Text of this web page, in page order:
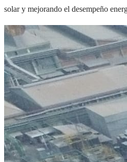
solar y mejorando el desempeño